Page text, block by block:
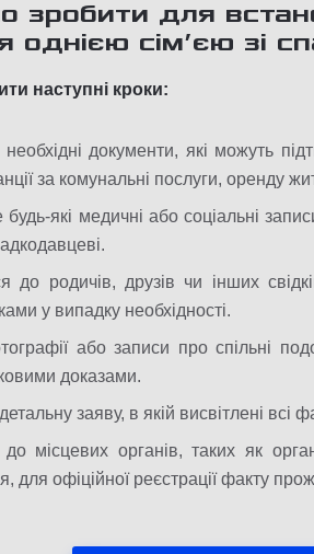
зробити для
однією сім’єю зі
наступні кроки:
необхідні документи, які можуть
за комунальні послуги, оренду
будь-які медичні або соціальні
до родичів, друзів чи інших
у випадку необхідності.
або записи про спільні
доказами.
заяву, в якій висвітлені
до місцевих органів, таких як
для офіційної реєстрації факту